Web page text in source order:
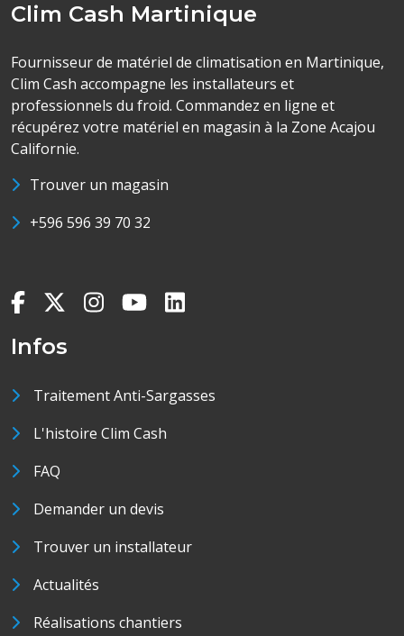
Clim Cash Martinique
Fournisseur de matériel de climatisation en Martinique,
Clim Cash accompagne les installateurs et
professionnels du froid. Commandez en ligne et
récupérez votre matériel en magasin à la Zone Acajou
Californie.
Trouver un magasin
+596 596 39 70 32
Infos
Traitement Anti-Sargasses
L'histoire Clim Cash
FAQ
Demander un devis
Trouver un installateur
Actualités
Réalisations chantiers